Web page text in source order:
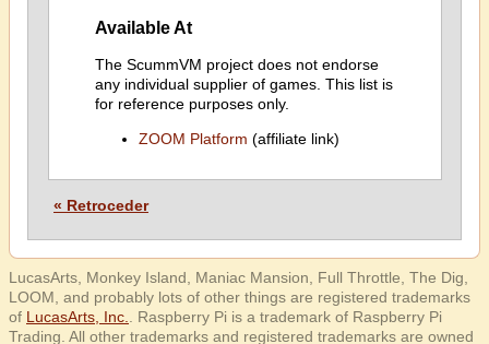
Available At
The ScummVM project does not endorse
any individual supplier of games. This list is
for reference purposes only.
ZOOM Platform (affiliate link)
« Retroceder
LucasArts, Monkey Island, Maniac Mansion, Full Throttle, The Dig,
LOOM, and probably lots of other things are registered trademarks
of LucasArts, Inc.
. Raspberry Pi is a trademark of Raspberry Pi
Trading. All other trademarks and registered trademarks are owned